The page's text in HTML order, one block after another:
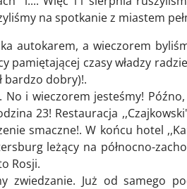
na spotkanie z miastem
autokarem, a wieczorem
pamiętającej czasy władzy
bardzo dobry)!.
i wieczorem jesteśmy!
23! Restauracja
smaczne!. W końcu hotel
leżący na północno-
Rosji.
zwiedzanie. Już od samego